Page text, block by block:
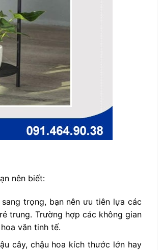
nên biết:
trọng, bạn nên ưu tiên lựa các
trung. Trường hợp các không gian
văn tinh tế.
cây, chậu hoa kích thước lớn hay